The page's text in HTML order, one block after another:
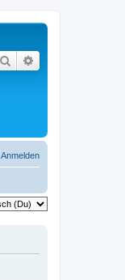
Suche
Anmelden